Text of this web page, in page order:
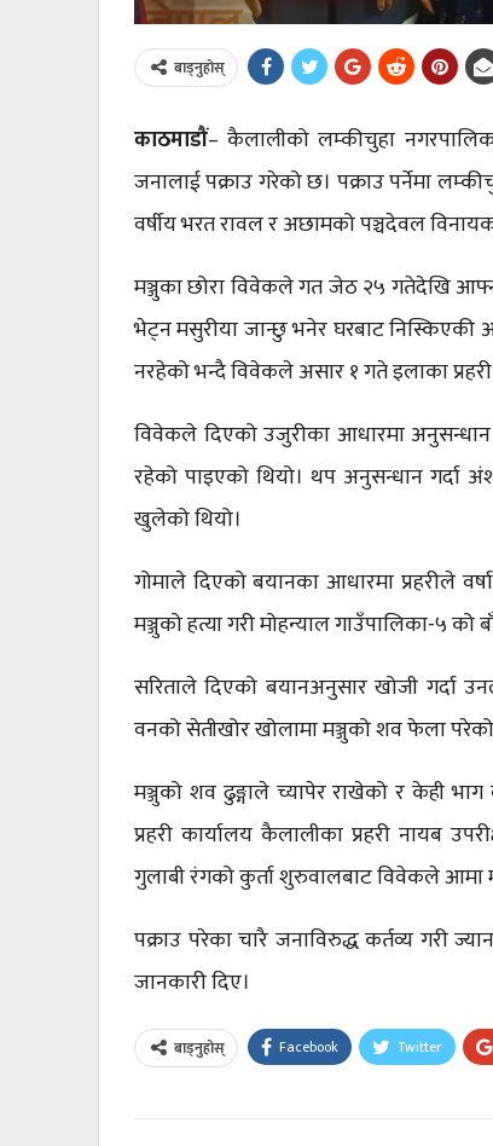
बाड्नुहोस्
काठमाडौं– कैलालीको लम्कीचुहा
जनालाई पक्राउ गरेको छ। पक्राउ पर्नेमा
वर्षीय भरत रावल र अछामको पञ्चदेवल
मञ्जुका छोरा विवेकले गत जेठ २५ गतेदेखि
भेट्न मसुरीया जान्छु भनेर घरबाट निस्किएकी
नरहेको भन्दै विवेकले असार १ गते इलाका
विवेकले दिएको उजुरीका आधारमा अनुसन्धान
रहेको पाइएको थियो। थप अनुसन्धान गर्दा
खुलेको थियो।
गोमाले दिएको बयानका आधारमा प्रहरीले
मञ्जुको हत्या गरी मोहन्याल गाउँपालिका-५ को
सरिताले दिएको बयानअनुसार खोजी गर्दा
वनको सेतीखोर खोलामा मञ्जुको शव फेला परेको
मञ्जुको शव ढुङ्गाले च्यापेर राखेको र केही
प्रहरी कार्यालय कैलालीका प्रहरी नायब
गुलाबी रंगको कुर्ता शुरुवालबाट विवेकले आमा
पक्राउ परेका चारै जनाविरुद्ध कर्तव्य गरी
जानकारी दिए।
बाड्नुहोस् Facebook Twitter